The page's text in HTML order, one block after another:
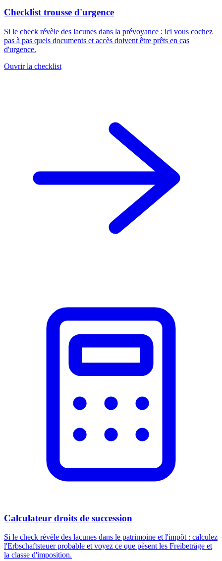
Checklist trousse d'urgence
Si le check révèle des lacunes dans la prévoyance : ici vous cochez
pas à pas quels documents et accès doivent être prêts en cas
d'urgence.
Ouvrir la checklist
Calculateur droits de succession
Si le check révèle des lacunes dans le patrimoine et l'impôt : calculez
l'Erbschaftsteuer probable et voyez ce que pèsent les Freibeträge et
la classe d'imposition.